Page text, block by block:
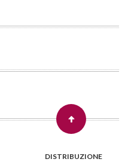
DISTRIBUZIONE